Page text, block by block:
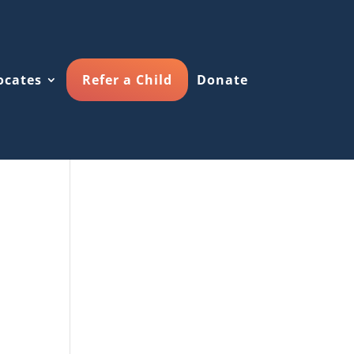
Refer a Child Donate